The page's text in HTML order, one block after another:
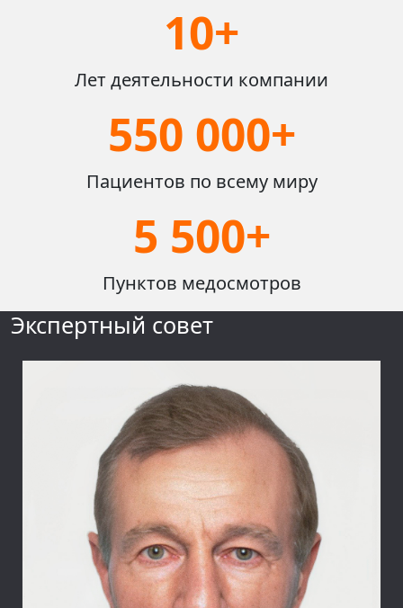
10+
Лет деятельности компании
550 000+
Пациентов по всему миру
5 500+
Пунктов медосмотров
Экспертный совет